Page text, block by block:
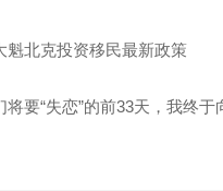
魁北克投资移民最新政策
将要“失恋”的前33天，我终于